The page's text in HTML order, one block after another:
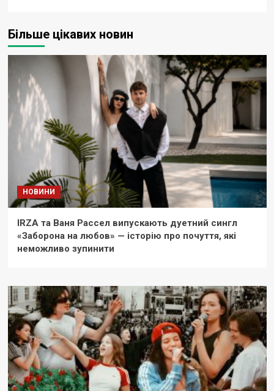
Більше цікавих новин
НОВИНИ
IRZA та Ваня Рассел випускають дуетний сингл
«Заборона на любов» — історію про почуття, які
неможливо зупинити